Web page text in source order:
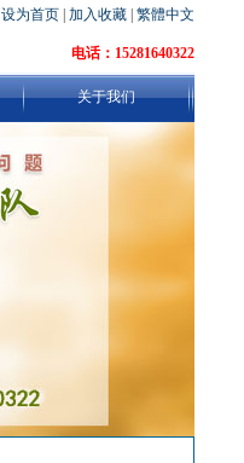
设为首页 加入收藏 繁體中文
电话：15281640322
关于我们